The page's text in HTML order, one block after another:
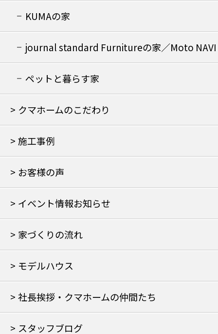
KUMAの家
journal standard Furnitureの家／Moto NAVI
の家
ペットと暮らす家
クマホームのこだわり
施工事例
お客様の声
イベント情報お知らせ
家づくりの流れ
モデルハウス
社長挨拶・クマホームの仲間たち
スタッフブログ